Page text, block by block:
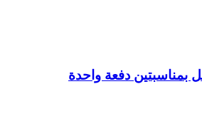
بمناسبتين دفعة واحدة